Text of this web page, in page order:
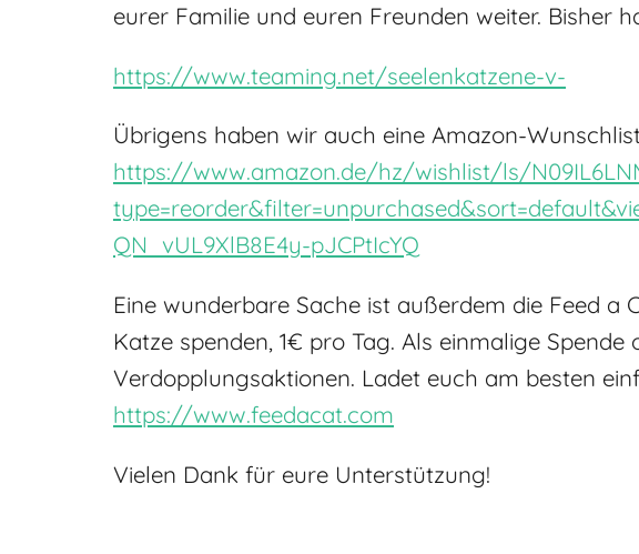
eurer Familie und euren Freunden weiter. Bisher
https://www.teaming.net/seelenkatzene-v-
Übrigens haben wir auch eine Amazon-
https://www.amazon.de/hz/wishlist/ls/
QN_vUL9XlB8E4y-pJCPtIcYQ
Eine wunderbare Sache ist außerdem die Feed
Katze spenden, 1€ pro Tag. Als einmalige
Verdopplungsaktionen. Ladet euch am besten
https://www.feedacat.com
Vielen Dank für eure Unterstützung!